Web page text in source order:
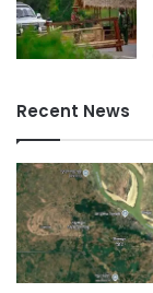
Recent News